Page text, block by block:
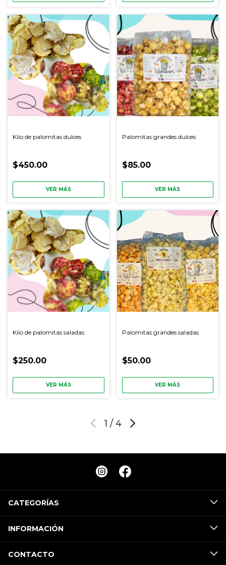
Kilo de palomitas dulces
$450.00
VER MÁS
Palomitas grandes dulces
$85.00
VER MÁS
Kilo de palomitas saladas
$250.00
VER MÁS
Palomitas grandes saladas
$50.00
VER MÁS
1 / 4
CATEGORÍAS
INFORMACIÓN
CONTACTO